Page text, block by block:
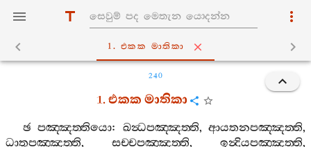
1. එකක මාතිකා
240
1.එකකමාතිකා
ඡ පඤ‍්ඤත‍්තියො: ඛන්‍ධපඤ‍්ඤත‍්ති,ආයතනපඤ‍්ඤත‍්ති,
ධාතුපඤ‍්ඤත‍්ති, සච‍්චපඤ‍්ඤත‍්ති, ඉන්‍ද්‍රියපඤ‍්ඤත‍්ති,